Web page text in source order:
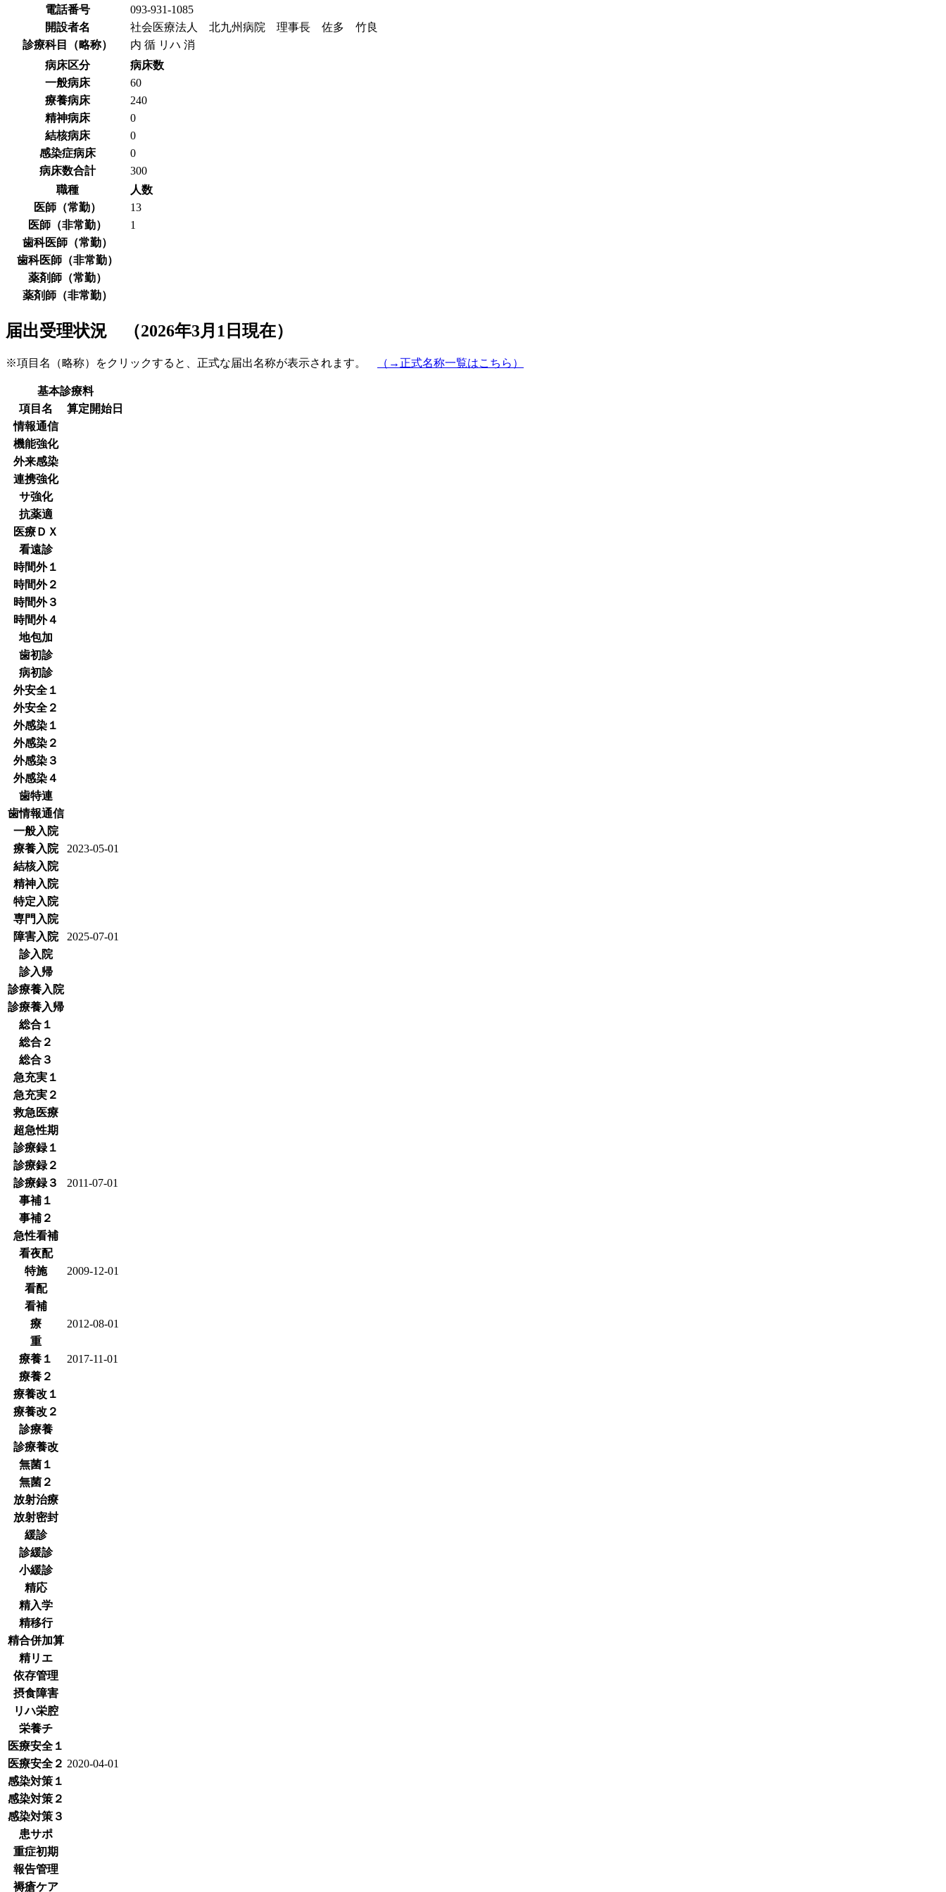
電話番号
093-931-1085
開設者名
社会医療法人 北九州病院 理事長 佐多 竹良
診療科目（略称）
内 循 リハ 消
病床区分
病床数
一般病床
60
療養病床
240
精神病床
0
結核病床
0
感染症病床
0
病床数合計
300
職種
人数
医師（常勤）
13
医師（非常勤）
1
歯科医師（常勤）
歯科医師（非常勤）
薬剤師（常勤）
薬剤師（非常勤）
届出受理状況 （2026年3月1日現在）
※項目名（略称）をクリックすると、正式な届出名称が表示されます。 （→正式名称一覧はこちら）
基本診療料
項目名
算定開始日
情報通信
機能強化
外来感染
連携強化
サ強化
抗薬適
医療ＤＸ
看遠診
時間外１
時間外２
時間外３
時間外４
地包加
歯初診
病初診
外安全１
外安全２
外感染１
外感染２
外感染３
外感染４
歯特連
歯情報通信
一般入院
療養入院
2023-05-01
結核入院
精神入院
特定入院
専門入院
障害入院
2025-07-01
診入院
診入帰
診療養入院
診療養入帰
総合１
総合２
総合３
急充実１
急充実２
救急医療
超急性期
診療録１
診療録２
診療録３
2011-07-01
事補１
事補２
急性看補
看夜配
特施
2009-12-01
看配
看補
療
2012-08-01
重
療養１
2017-11-01
療養２
療養改１
療養改２
診療養
診療養改
無菌１
無菌２
放射治療
放射密封
緩診
診緩診
小緩診
精応
精入学
精移行
精合併加算
精リエ
依存管理
摂食障害
リハ栄腔
栄養チ
医療安全１
医療安全２ 2020-04-01
感染対策１
感染対策２
感染対策３
患サポ
重症初期
報告管理
褥瘡ケア